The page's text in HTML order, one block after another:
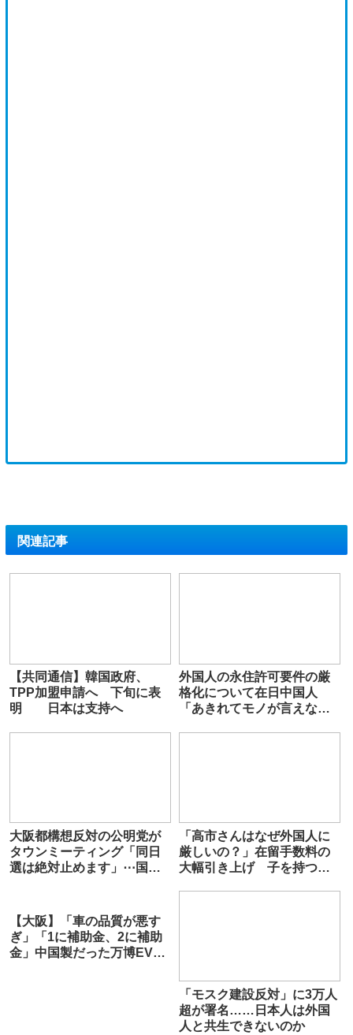
関連記事
【共同通信】韓国政府、
TPP加盟申請へ 下旬に表
明 日本は支持へ
外国人の永住許可要件の厳
格化について在日中国人
「あきれてモノが言えな
大阪都構想反対の公明党が
タウンミーティング「同日
選は絶対止めます」⋯国
「高市さんはなぜ外国人に
厳しいの？」在留手数料の
大幅引き上げ 子を持つ女
【大阪】「車の品質が悪す
ぎ」「1に補助金、2に補助
金」中国製だった万博EVバ
「モスク建設反対」に3万人
超が署名……日本人は外国
人と共生できないのか